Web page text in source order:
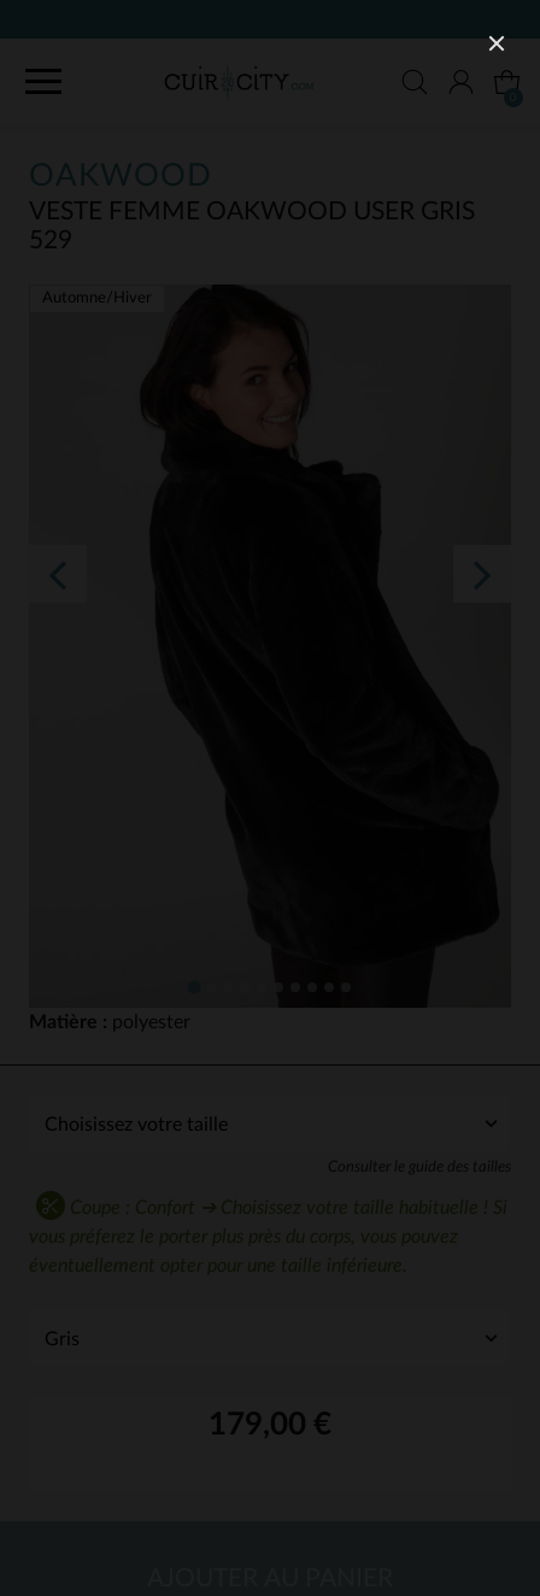
OAKWOOD
VESTE FEMME OAKWOOD USER GRIS
529
Automne/Hiver
Matière : polyester
Consulter le guide des tailles
Coupe : Confort ➔ Choisissez votre taille habituelle ! Si
vous préferez le porter plus près du corps, vous pouvez
éventuellement opter pour une taille inférieure.
179,00 €